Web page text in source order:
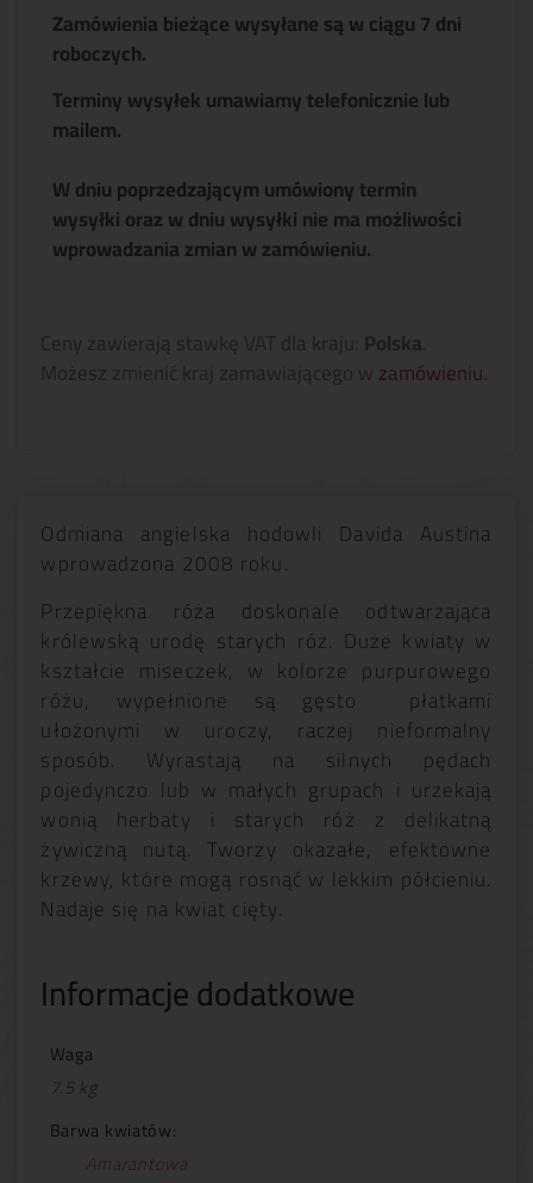
Zamówienia bieżące wysyłane są w ciągu 7 dni
roboczych.
Terminy wysyłek umawiamy telefonicznie lub
mailem.
W dniu poprzedzającym umówiony termin
wysyłki oraz w dniu wysyłki nie ma możliwości
wprowadzania zmian w zamówieniu.
Ceny zawierają stawkę VAT dla kraju: Polska
Możesz zmienić kraj zamawiającego wzamówieniu
Odmiana angielska hodowli Davida Austina
wprowadzona 2008 roku.
Przepiękna róża doskonale odtwarzająca
królewską urodę starych róż. Duże kwiaty w
kształcie miseczek, w kolorze purpurowego
różu, wypełnione są gęsto płatkami
ułożonymi w uroczy, raczej nieformalny
sposób. Wyrastają na silnych pędach
pojedynczo lub w małych grupach i urzekają
wonią herbaty i starych róż z delikatną
żywiczną nutą. Tworzy okazałe, efektowne
krzewy, które mogą rosnąć w lekkim półcieniu.
Nadaje się na kwiat cięty.
Informacje dodatkowe
Waga
7.5 kg
Barwa kwiatów:
Amarantowa